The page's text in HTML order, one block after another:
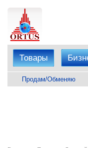
Товары
Продам/Обменяю